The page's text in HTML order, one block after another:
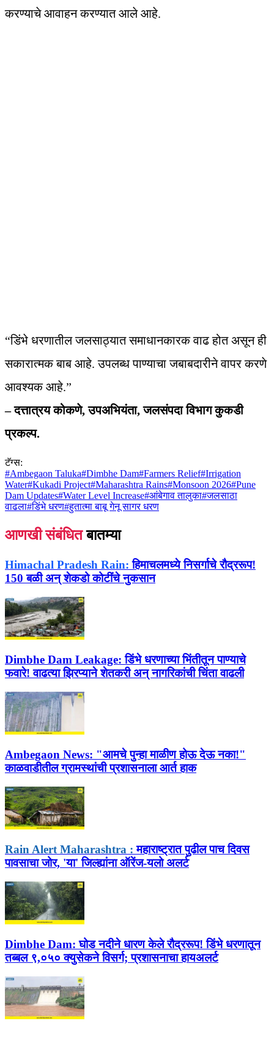
करण्याचे आवाहन करण्यात आले आहे.
“डिंभे धरणातील जलसाठ्यात समाधानकारक वाढ होत असून ही
सकारात्मक बाब आहे. उपलब्ध पाण्याचा जबाबदारीने वापर करणे
आवश्यक आहे.”
– दत्तात्रय कोकणे, उपअभियंता, जलसंपदा विभाग कुकडी
प्रकल्प.
टॅग्स:
#Ambegaon Taluka#Dimbhe Dam#Farmers Relief#Irrigation
Water#Kukadi Project#Maharashtra Rains#Monsoon 2026#Pune
Dam Updates#Water Level Increase#आंबेगाव तालुका#जलसाठा
वाढला#डिंभे धरण#हुतात्मा बाबू गेनू सागर धरण
आणखी संबंधित बातम्या
Himachal Pradesh Rain: हिमाचलमध्ये निसर्गाचे रौद्ररूप!
150 बळी अन् शेकडो कोटींचे नुकसान
Dimbhe Dam Leakage: डिंभे धरणाच्या भिंतीतून पाण्याचे
फवारे! वाढत्या झिरप्याने शेतकरी अन् नागरिकांची चिंता वाढली
Ambegaon News: "आमचे पुन्हा माळीण होऊ देऊ नका!"
काळवाडीतील ग्रामस्थांची प्रशासनाला आर्त हाक
Rain Alert Maharashtra : महाराष्ट्रात पुढील पाच दिवस
पावसाचा जोर, 'या' जिल्ह्यांना ऑरेंज-यलो अलर्ट
Dimbhe Dam: घोड नदीने धारण केले रौद्ररूप! डिंभे धरणातून
तब्बल ९,०५० क्युसेकने विसर्ग; प्रशासनाचा हायअलर्ट